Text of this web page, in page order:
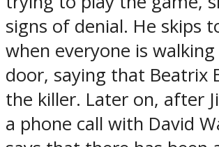
signs of denial. He skips
when everyone is
door, saying that Beatrix
the killer. Later on, after
a phone call with David